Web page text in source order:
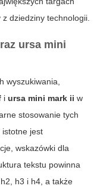
dziedziny technologii.
ursa mini
wyszukiwania,
i ursa mini mark ii w
stosowanie tych
istotne jest
wskazówki dla
tekstu powinna
h3 i h4, a także